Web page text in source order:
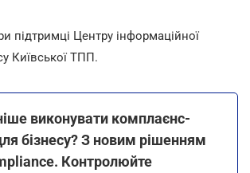
підтримці Центру інформаційної
Київської ТПП.
виконувати комплаєнс-
бізнесу? З новим рішенням
Контролюйте